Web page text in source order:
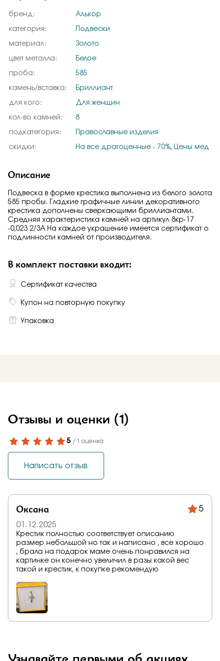
бренд: Алькор
категория: Подвески
материал: Золото
цвет металла: Белое
проба: 585
камень/вставка: Бриллиант
для кого: Для женщин
кол-во камней: 8
подкатегория: Православные изделия
скидки: На все драгоценные - 70%, Цены мед
Описание
Подвеска в форме крестика выполнена из белого золота
585 пробы. Гладкие графичные линии декоративного
крестика дополнены сверкающими бриллиантами.
Средняя характеристика камней на артикул 8кр-17
-0,023 2/3А На каждое украшение имеется сертификат о
подлинности камней от производителя.
В комплект поставки входит:
Сертификат качества
Купон на повторную покупку
Упаковка
Отзывы и оценки (1)
5 / 1 оценка
Оксана 5
01.12.2025
Крестик полностью соответствует описанию
размер небольшой но так и написано , все хорошо
, брала на подарок маме очень понравился на
картинке он конечно увеличил в разы какой вес
такой и крестик, к покупке рекомендую
Написать отзыв